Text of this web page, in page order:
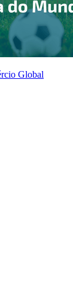
Global